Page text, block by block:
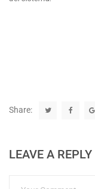
Share:
LEAVE A REPLY